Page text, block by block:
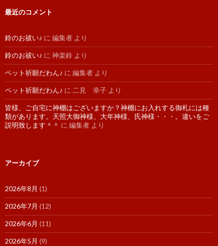
最近のコメント
鈴のお祓い♪ に 編集者 より
鈴のお祓い♪ に 神楽鈴 より
ペット祈願だわん♪ に 編集者 より
ペット祈願だわん♪ に 二見 幸子 より
皆様、ご自宅に神棚はございますか？神棚にお入れする御札には種
類があります。天照大御神様、大年神様、氏神様・・・。違いをご
説明致します＾＾ に 編集者 より
アーカイブ
2026年8月 (1)
2026年7月 (12)
2026年6月 (11)
2026年5月 (9)